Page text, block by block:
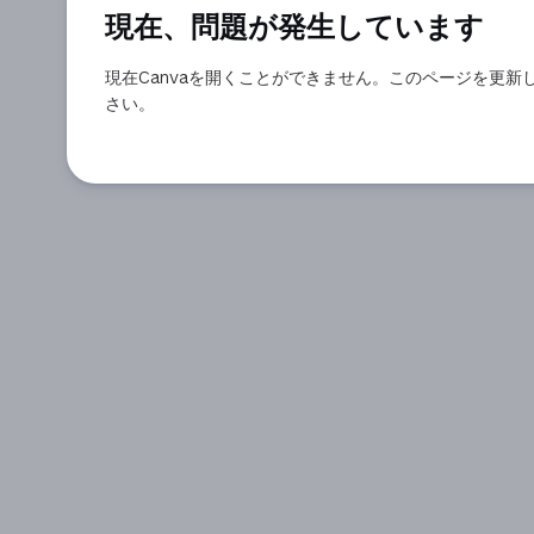
現在、問題が発生しています
現在Canvaを開くことができません。このページを更新
さい。